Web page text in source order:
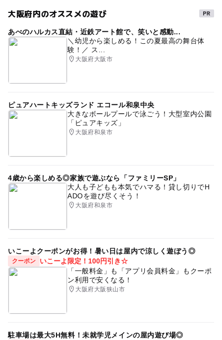
大阪府内のオススメの遊び
あべのハルカス直結・近鉄アート館で、笑いと感動...
＼幼児から楽しめる！この夏最高の舞台体
験！／ ス...
大阪府大阪市
ピュアハートキッズランド エコール和泉中央
大きなボールプールで泳ごう！大型室内公園
「ピュアキッズ」
大阪府和泉市
4歳から楽しめる◎家族で遊ぶなら「ファミリーSP」
大人も子どもも本気でハマる！貸し切りでH
ADOを遊び尽くそう！
大阪府和泉市
いこーよクーポンがお得！暑い日は屋内で涼しく遊ぼう◎
クーポン
いこーよ限定！100円引き☆
「一般料金」も「アプリ会員料金」もクーポ
ン利用で安くなる！
大阪府大阪狭山市
駐車場は最大5H無料！未就学児メインの屋内遊び場◎